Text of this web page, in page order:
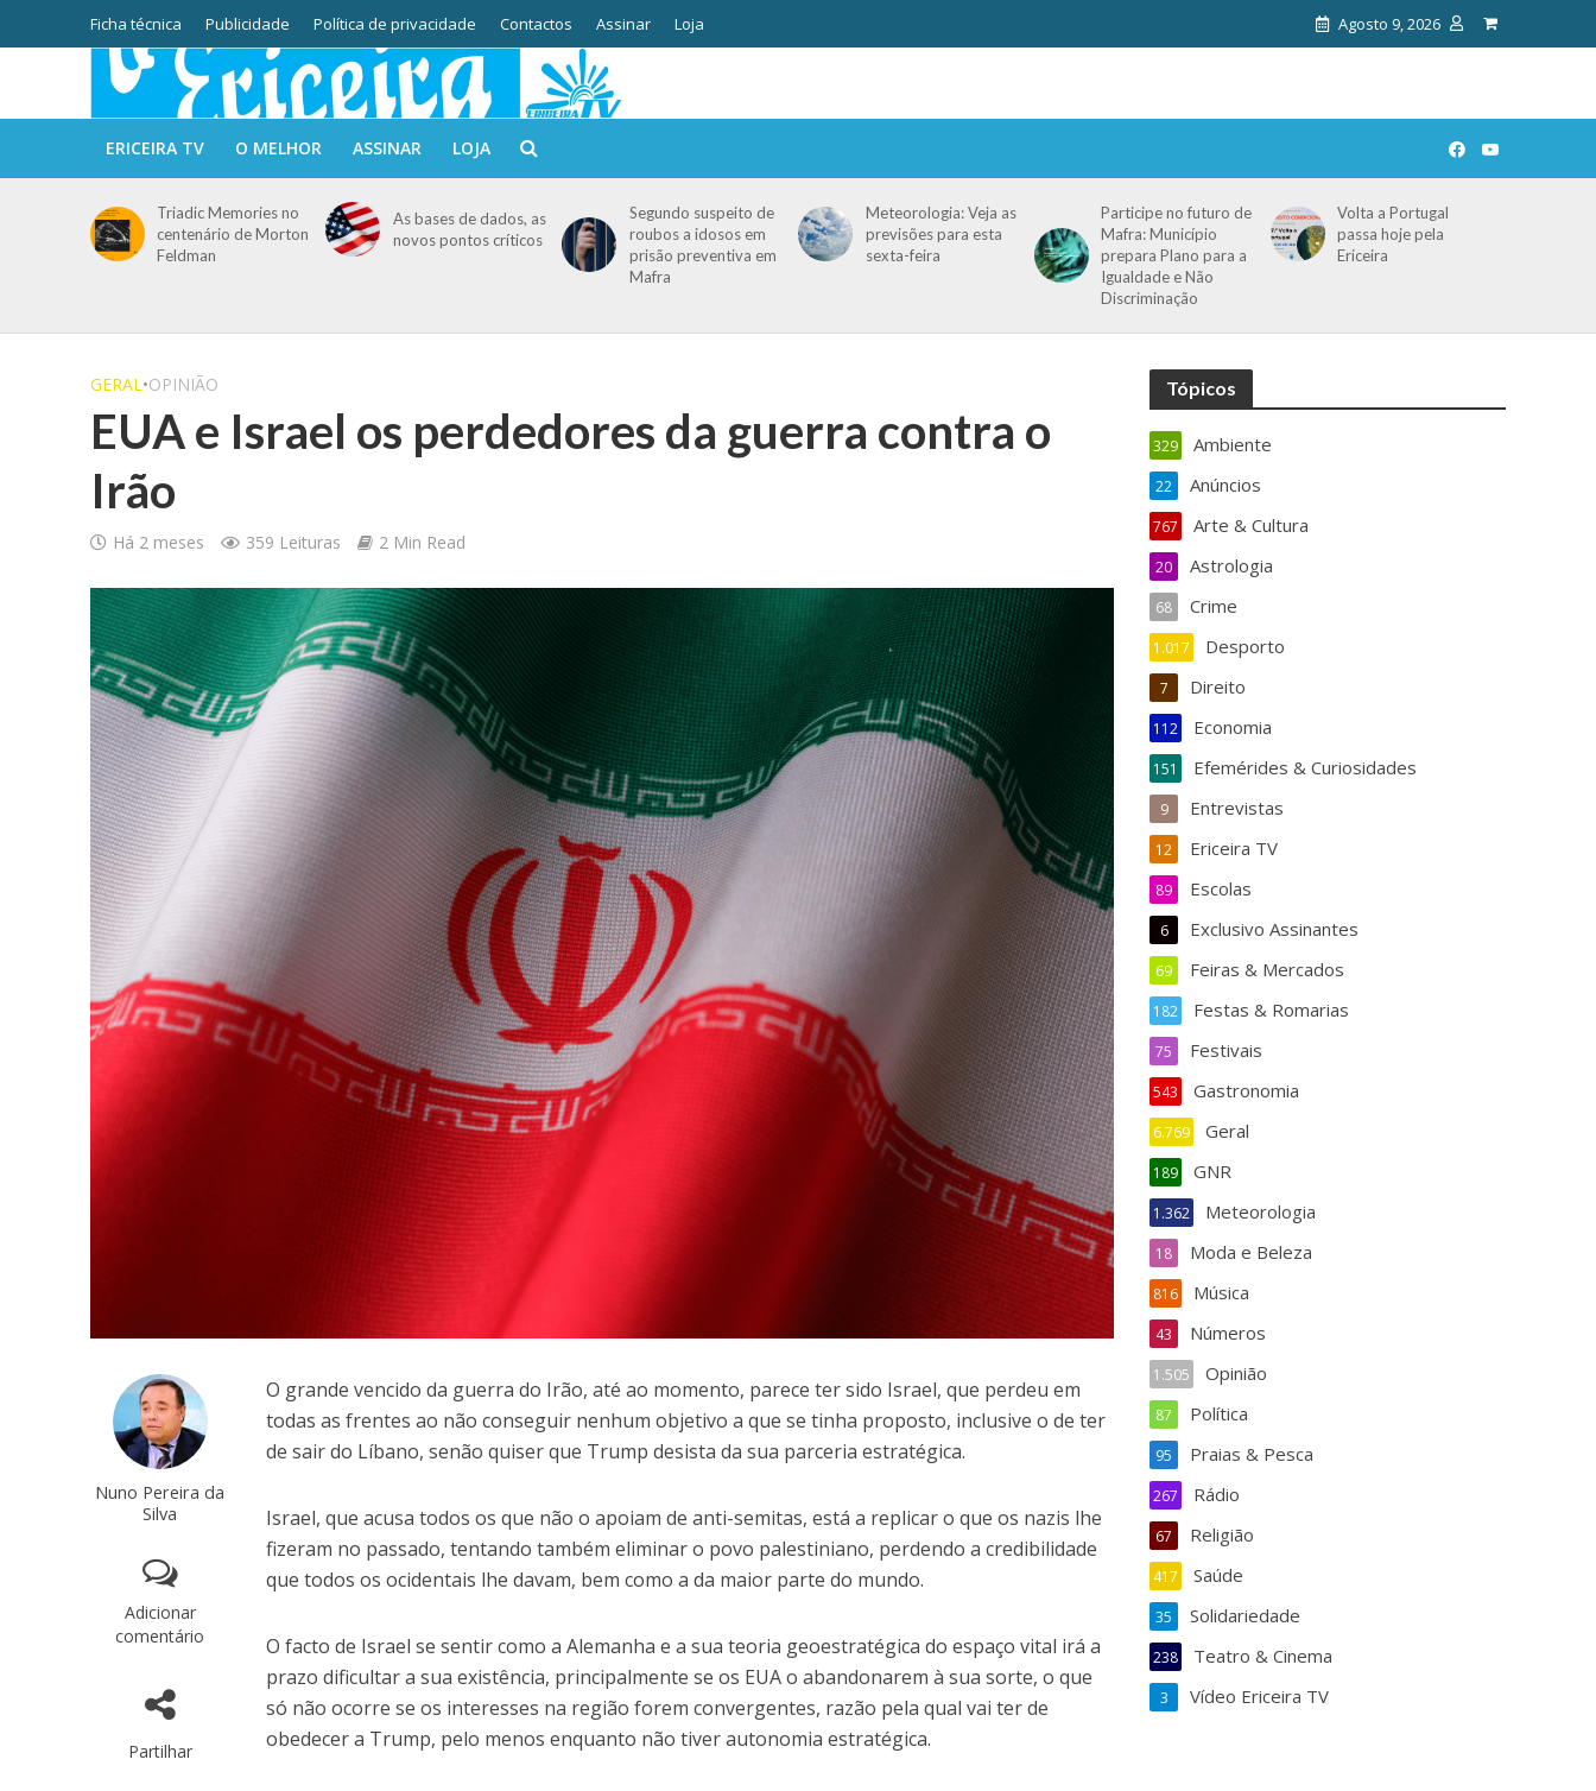
Ficha técnica Publicidade Política de privacidade Contactos Assinar Loja Agosto 9, 2026
ERICEIRA TV O MELHOR ASSINAR LOJA
Triadic Memories no
centenário de Morton
Feldman
As bases de dados, as
novos pontos críticos
Segundo suspeito de
roubos a idosos em
prisão preventiva em
Mafra
Meteorologia: Veja as
previsões para esta
sexta-feira
Participe no futuro de
Mafra: Município
prepara Plano para a
Igualdade e Não
Discriminação
Volta a Portugal
passa hoje pela
Ericeira
GERAL•OPINIÃO
EUA e Israel os perdedores da guerra contra o
Irão
Há 2 meses 359 Leituras 2 Min Read
Nuno Pereira da
Silva
Adicionar
comentário
Partilhar
O grande vencido da guerra do Irão, até ao momento, parece ter sido Israel, que perdeu em
todas as frentes ao não conseguir nenhum objetivo a que se tinha proposto, inclusive o de ter
de sair do Líbano, senão quiser que Trump desista da sua parceria estratégica.
Israel, que acusa todos os que não o apoiam de anti-semitas, está a replicar o que os nazis lhe
fizeram no passado, tentando também eliminar o povo palestiniano, perdendo a credibilidade
que todos os ocidentais lhe davam, bem como a da maior parte do mundo.
O facto de Israel se sentir como a Alemanha e a sua teoria geoestratégica do espaço vital irá a
prazo dificultar a sua existência, principalmente se os EUA o abandonarem à sua sorte, o que
só não ocorre se os interesses na região forem convergentes, razão pela qual vai ter de
obedecer a Trump, pelo menos enquanto não tiver autonomia estratégica.
Tópicos
Ambiente
329
Anúncios
22
Arte & Cultura
767
Astrologia
20
Crime
68
Desporto
1.017
Direito
7
Economia
112
Efemérides & Curiosidades
151
Entrevistas
9
Ericeira TV
12
Escolas
89
Exclusivo Assinantes
6
Feiras & Mercados
69
Festas & Romarias
182
Festivais
75
Gastronomia
543
Geral
6.769
GNR
189
Meteorologia
1.362
Moda e Beleza
18
Música
816
Números
43
Opinião
1.505
Política
87
Praias & Pesca
95
Rádio
267
Religião
67
Saúde
417
Solidariedade
35
Teatro & Cinema
238
Vídeo Ericeira TV
3